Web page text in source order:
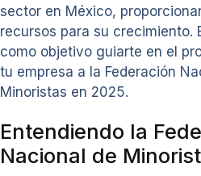
sector en México,
recursos para su crecimiento.
como objetivo guiarte en el
tu empresa a la Federación
Minoristas en 2025.
Entendiendo la
Nacional de